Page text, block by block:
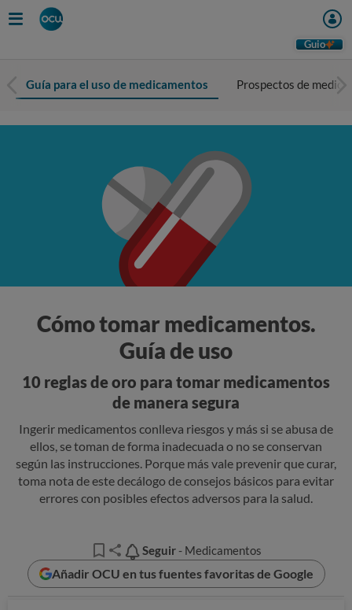
Guio
Guía para el uso de medicamentos Prospectos de
Cómo tomar medicamentos.
Guía de uso
10 reglas de oro para tomar medicamentos
de manera segura
Ingerir medicamentos conlleva riesgos y más si se abusa de
ellos, se toman de forma inadecuada o no se conservan
según las instrucciones. Porque más vale prevenir que curar,
toma nota de este decálogo de consejos básicos para evitar
errores con posibles efectos adversos para la salud.
Seguir
Seguir- Medicamentos
Añadir OCU en tus fuentes favoritas de Google